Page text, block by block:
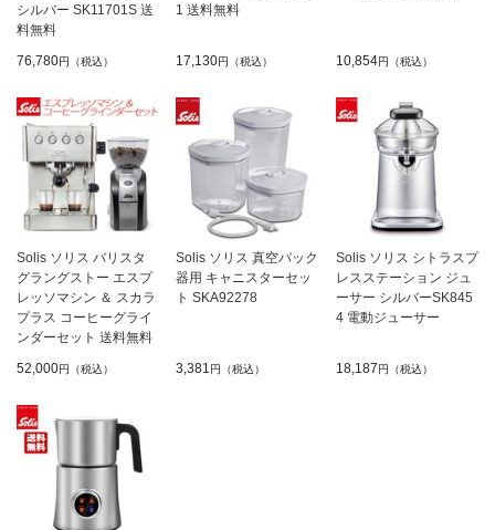
シルバー SK11701S 送
料無料
76,780円（税込）
1 送料無料
17,130円（税込） 10,854円（税込）
Solis ソリス バリスタ
グラングストー エスプ
レッソマシン ＆ スカラ
プラス コーヒーグライ
ンダーセット 送料無料
52,000円（税込）
Solis ソリス 真空パック
器用 キャニスターセッ
ト SKA92278
3,381 円（税込）
Solis ソリス シトラスプ
レスステーション ジュ
ーサー シルバーSK845
4 電動ジューサー
18,187円（税込）